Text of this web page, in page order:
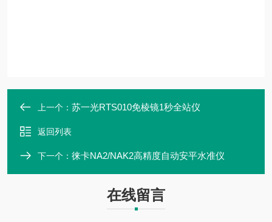
上一个： 苏一光RTS010免棱镜1秒全站仪
返回列表
下一个： 徕卡NA2/NAK2高精度自动安平水准仪
在线留言